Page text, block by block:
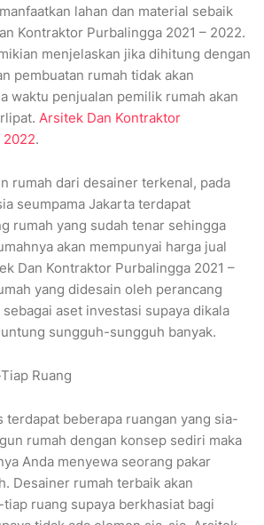
lahan dan material sebaik
Kontraktor Purbalingga 2021 – 2022.
menjelaskan jika dihitung dengan
pembuatan rumah tidak akan
waktu penjualan pemilik rumah akan
Arsitek Dan Kontraktor
2022.
rumah dari desainer terkenal, pada
seumpama Jakarta terdapat
rumah yang sudah tenar sehingga
akan mempunyai harga jual
Dan Kontraktor Purbalingga 2021 –
yang didesain oleh perancang
aset investasi supaya dikala
sungguh-sungguh banyak.
Ruang
terdapat beberapa ruangan yang sia-
rumah dengan konsep sediri maka
Anda menyewa seorang pakar
Desainer rumah terbaik akan
ruang supaya berkhasiat bagi